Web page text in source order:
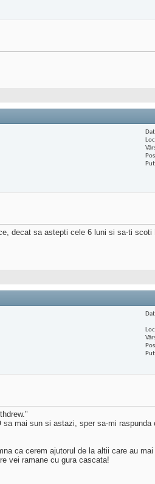
decat sa astepti cele 6 luni si sa-ti scoti
mai sun si astazi, sper sa-mi
ca cerem ajutorul de la altii care au
vei ramane cu gura cascata!